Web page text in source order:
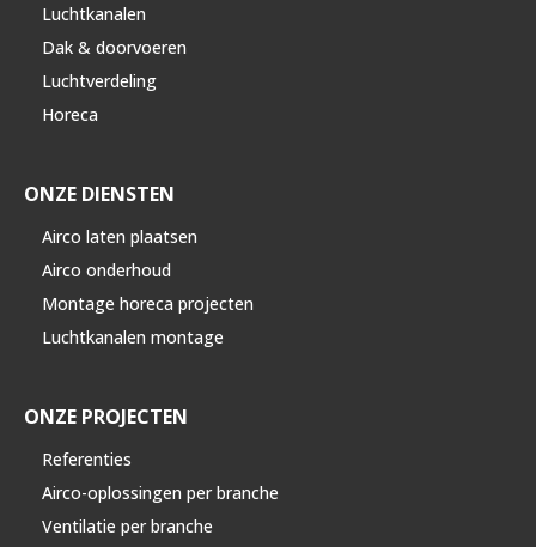
Luchtkanalen
Dak & doorvoeren
Luchtverdeling
Horeca
ONZE DIENSTEN
Airco laten plaatsen
Airco onderhoud
Montage horeca projecten
Luchtkanalen montage
ONZE PROJECTEN
Referenties
Airco-oplossingen per branche
Ventilatie per branche